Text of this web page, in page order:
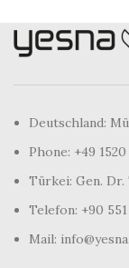
Deutschland:
Phone: +49 1520
Türkei: Gen. Dr.
Telefon: +90
Mail: